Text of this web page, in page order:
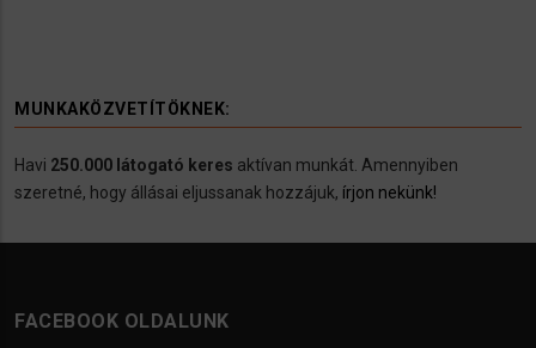
MUNKAKÖZVETÍTÖKNEK:
Havi 250.000 látogató keres aktívan munkát. Amennyiben
szeretné, hogy állásai eljussanak hozzájuk, írjon nekünk!
FACEBOOK OLDALUNK